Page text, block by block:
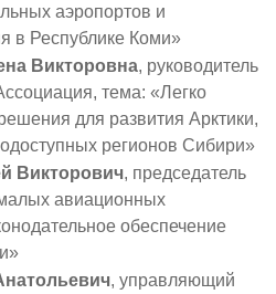
аэропортов и
в Республике Коми»
Викторовна, руководитель
тема: «Легко
для развития Арктики,
регионов Сибири»
Викторович, председатель
авиационных
обеспечение
, управляющий